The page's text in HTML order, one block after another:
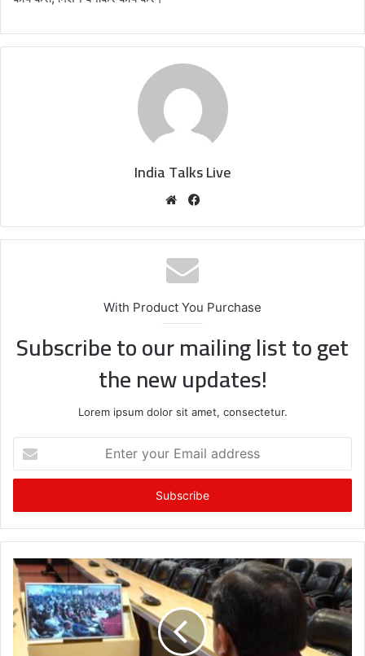
India Talks Live
We
te
bo
With Product You Purchase
Subscribe to our mailing list to get
the new updates!
Lorem ipsum dolor sit amet, consectetur.
t
r
y
u
E
m
a